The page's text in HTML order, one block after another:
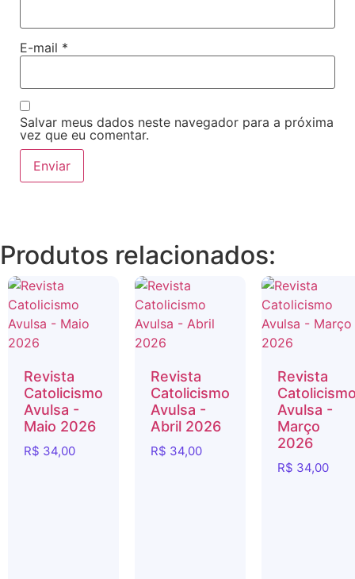
E-mail *
Salvar meus dados neste navegador para a próxima
vez que eu comentar.
Produtos relacionados:
Revista
Catolicismo
Avulsa -
Maio 2026
R$ 34,00
Revista
Catolicismo
Avulsa -
Abril 2026
R$ 34,00
Revista
Avulsa -
Março
2026
R$ 34,00